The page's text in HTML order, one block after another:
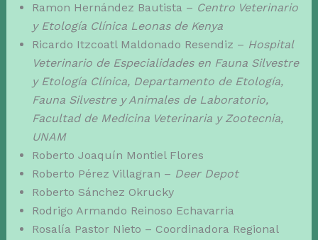
Ramon Hernández Bautista – Centro Veterinario
y Etología Clínica Leonas de Kenya
Ricardo Itzcoatl Maldonado Resendiz – Hospital
Veterinario de Especialidades en Fauna Silvestre
y Etología Clínica, Departamento de Etología,
Fauna Silvestre y Animales de Laboratorio,
Facultad de Medicina Veterinaria y Zootecnia,
UNAM
Roberto Joaquín Montiel Flores
Roberto Pérez Villagran – Deer Depot
Roberto Sánchez Okrucky
Rodrigo Armando Reinoso Echavarria
Rosalía Pastor Nieto – Coordinadora Regional